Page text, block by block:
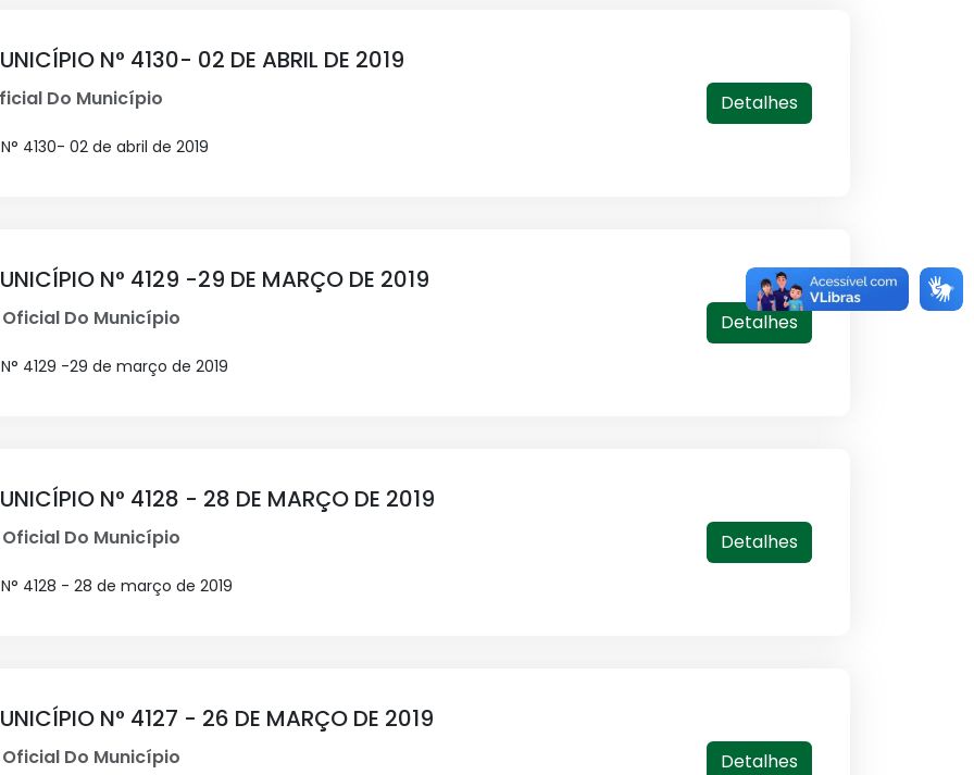
N° 4130- 02 DE ABRIL DE 2019
Do Município
N° 4130- 02 de abril de 2019
Detalhes
N° 4129 -29 DE MARÇO DE 2019
Do Município
N° 4129 -29 de março de 2019
Detalhes
N° 4128 - 28 DE MARÇO DE 2019
Do Município
N° 4128 - 28 de março de 2019
Detalhes
N° 4127 - 26 DE MARÇO DE 2019
Do Município Detalhes